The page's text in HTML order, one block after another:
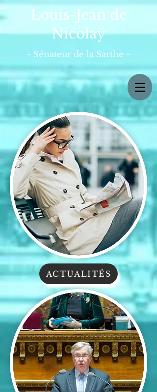
Louis-Jean de
Nicolaÿ
- Sénateur de la Sarthe -
ACTUALITÉS